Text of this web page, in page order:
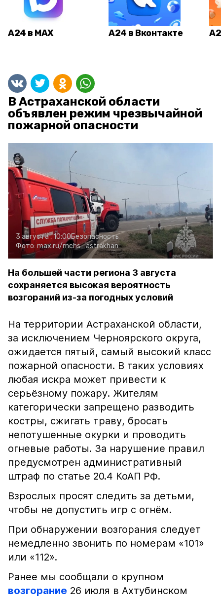
А24 в MAX А24 в Вконтакте
В Астраханской области
объявлен режим чрезвычайной
пожарной опасности
3 августа , 10:00Безопасность
Фото: max.ru/mchs_astrakhan
На большей части региона 3 августа
сохраняется высокая вероятность
возгораний из-за погодных условий
На территории Астраханской области,
за исключением Черноярского округа,
ожидается пятый, самый высокий класс
пожарной опасности. В таких условиях
любая искра может привести к
серьёзному пожару. Жителям
категорически запрещено разводить
костры, сжигать траву, бросать
непотушенные окурки и проводить
огневые работы. За нарушение правил
предусмотрен административный
штраф по статье 20.4 КоАП РФ.
Взрослых просят следить за детьми,
чтобы не допустить игр с огнём.
При обнаружении возгорания следует
немедленно звонить по номерам «101»
или «112».
Ранее мы сообщали о крупном
возгорание 26 июля в Ахтубинском